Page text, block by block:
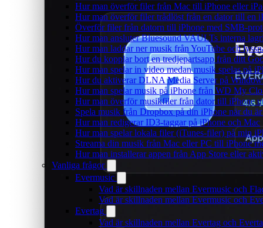
Hur man överför filer från Mac till iPhone eller
Hur man överför filer trådlöst från en dator till en
Överför filer från datorn till iPhone med SMB-
Hur man ansluter Bluesound VAULTs interna
Hur man laddar ner musik från YouTube och
Hur du kopplar bort en tredjepartsapp från ditt
Hur man spelar in video medan musik spelas på
Hur du aktiverar DLNA Media Server på
Hur man spelar musik på iPhone från WD My
Hur man överför musikfiler från dator till iPhone
Spela musik från Dropbox på din iPhone när du
Hur man redigerar ID3-taggar på iPhone och Mac
Hur man spelar lokala filer (iTunes-filer) på min
Streama din musik från Mac eller PC till iPhone
Hur man installerar appen från App Store eller
Vanliga frågor
Evermusic
Vad är skillnaden mellan Evermusic och
Vad är skillnaden mellan Evermusic och
Evertag
Vad är skillnaden mellan Evertag och